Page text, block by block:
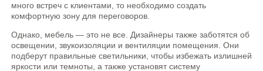
много встреч с клиентами, то необходимо создать
комфортную зону для переговоров.
Однако, мебель — это не все. Дизайнеры также заботятся об
освещении, звукоизоляции и вентиляции помещения. Они
подберут правильные светильники, чтобы избежать излишней
яркости или темноты, а также установят систему